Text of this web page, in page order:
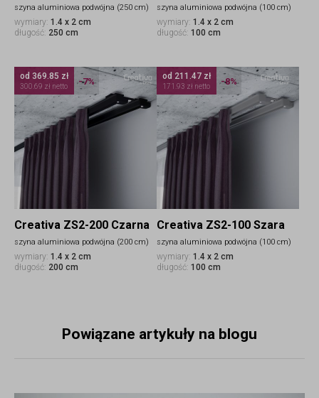
szyna aluminiowa podwójna (250 cm)
wymiary: 1.4 x 2 cm
długość: 250 cm
szyna aluminiowa podwójna (100 cm)
wymiary: 1.4 x 2 cm
długość: 100 cm
Creativa ZS2-200 Czarna
szyna aluminiowa podwójna (200 cm)
wymiary: 1.4 x 2 cm
długość: 200 cm
od 369.85 zł
300.69 zł netto -7%
Creativa ZS2-100 Szara
szyna aluminiowa podwójna (100 cm)
wymiary: 1.4 x 2 cm
długość: 100 cm
od 211.47 zł
171.93 zł netto -8%
Powiązane artykuły na blogu